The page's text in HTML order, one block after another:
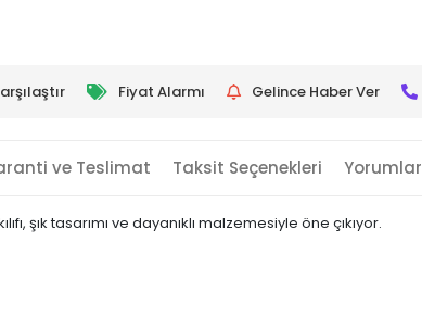
Fiyat Alarmı Gelince Haber Ver
ve Teslimat Taksit Seçenekleri Yorumlar
şık tasarımı ve dayanıklı malzemesiyle öne çıkıyor.